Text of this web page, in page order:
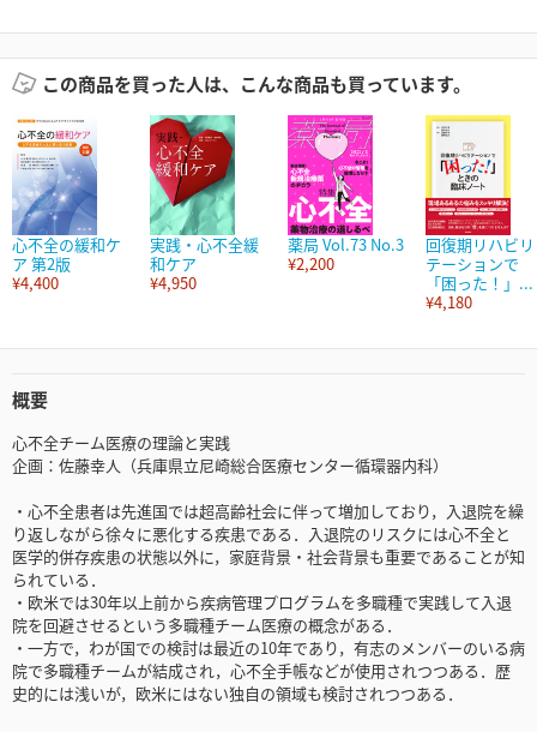
この商品を買った人は、こんな商品も買っています。
心不全の緩和ケ
ア 第2版
¥4,400
実践・心不全緩
和ケア
¥4,950
薬局 Vol.73 No.3
¥2,200
回復期リハビリ
テーションで
「困った！」...
¥4,180
概要
心不全チーム医療の理論と実践
企画：佐藤幸人（兵庫県立尼崎総合医療センター循環器内科）
・心不全患者は先進国では超高齢社会に伴って増加しており，入退院を繰
り返しながら徐々に悪化する疾患である．入退院のリスクには心不全と
医学的併存疾患の状態以外に，家庭背景・社会背景も重要であることが知
られている．
・欧米では30年以上前から疾病管理プログラムを多職種で実践して入退
院を回避させるという多職種チーム医療の概念がある．
・一方で，わが国での検討は最近の10年であり，有志のメンバーのいる病
院で多職種チームが結成され，心不全手帳などが使用されつつある．歴
史的には浅いが，欧米にはない独自の領域も検討されつつある．